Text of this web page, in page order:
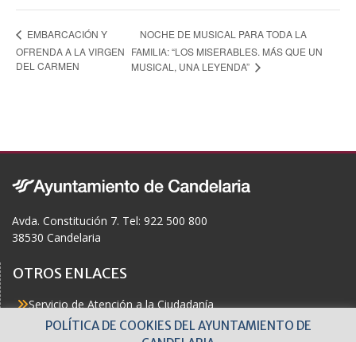
EMBARCACIÓN Y
OFRENDA A LA VIRGEN
DEL CARMEN
NOCHE DE MUSICAL PARA TODA LA
FAMILIA: “LOS MISERABLES. MÁS QUE UN
MUSICAL, UNA LEYENDA”
Avda. Constitución 7. Tel: 922 500 800
38530 Candelaria
OTROS ENLACES
Servicio de Atención a la Ciudadanía
Actualidad
POLÍTICA DE COOKIES DEL AYUNTAMIENTO DE